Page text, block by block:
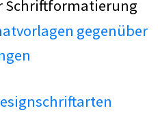
Schriftformatierung
gegenüber